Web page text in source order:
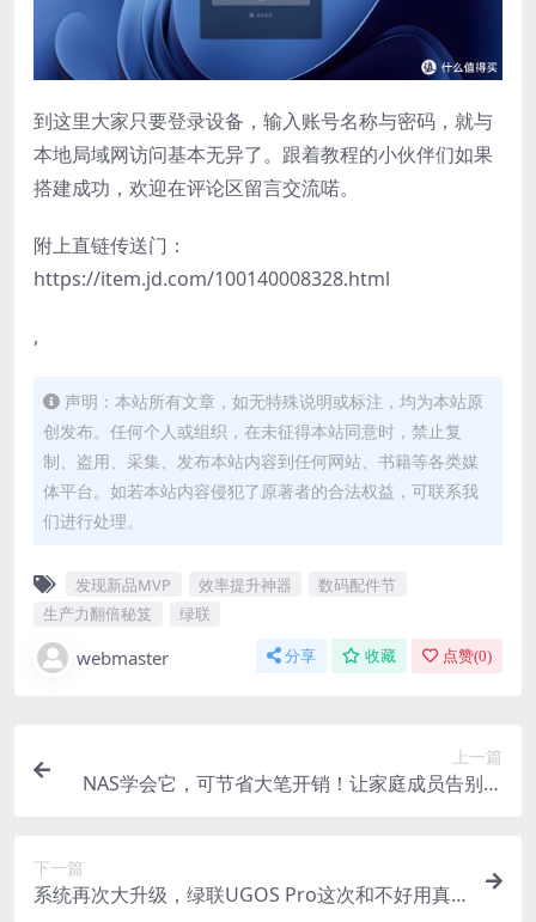
到这里大家只要登录设备，输入账号名称与密码，就与
本地局域网访问基本无异了。跟着教程的小伙伴们如果
搭建成功，欢迎在评论区留言交流喏。
附上直链传送门：
https://item.jd.com/100140008328.html
,
声明：本站所有文章，如无特殊说明或标注，均为本站原
创发布。任何个人或组织，在未征得本站同意时，禁止复
制、盗用、采集、发布本站内容到任何网站、书籍等各类媒
体平台。如若本站内容侵犯了原著者的合法权益，可联系我
们进行处理。
发现新品MVP 效率提升神器
数码配件节
生产力翻倍秘笈
绿联
webmaster 分享 收藏 点赞(0)
上一篇
NAS学会它，可节省大笔开销！让家庭成员告别频
下一篇
系统再次大升级，绿联UGOS Pro这次和不好用真